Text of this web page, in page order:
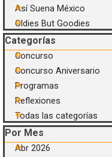
Así Suena México
Oldies But Goodies
Saltar el bloque Categorías
Categorías
Concurso
Concurso Aniversario
Programas
Reflexiones
Todas las categorías
Saltar el bloque Por Mes
Por Mes
Abr 2026